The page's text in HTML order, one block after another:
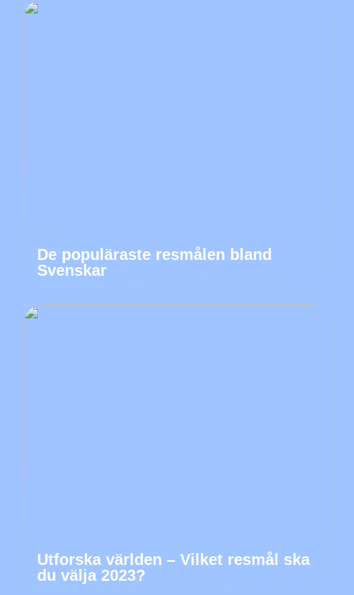
De populäraste resmålen bland
Svenskar
Utforska världen – Vilket resmål ska
du välja 2023?